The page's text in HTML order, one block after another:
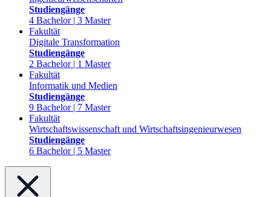
Studiengänge
4 Bachelor | 3 Master
Fakultät
Digitale Transformation
Studiengänge
2 Bachelor | 1 Master
Fakultät
Informatik und Medien
Studiengänge
9 Bachelor | 7 Master
Fakultät
Wirtschaftswissenschaft und Wirtschaftsingenieurwesen
Studiengänge
6 Bachelor | 5 Master